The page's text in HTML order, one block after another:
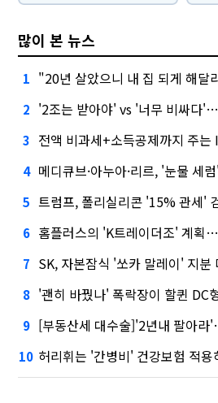
많이 본 뉴스
1 "20년 살았으니 내 집 되게 해달
2 '2조는 받아야' vs '너무 비싸다
3 전액 비과세+소득공제까지 주는
4 메디큐브·아누아·리르, '눈물 세
5 트럼프, 폴리실리콘 '15% 관세' 검토
6 홈플러스의 'K트레이더조' 계획
7 SK, 자본잠식 '쏘카 말레이' 지분
8 '괜히 바꿨나' 폭락장이 할퀸 DC형
9 [부동산세 대수술]'2년내 팔아
10 허리휘는 '간병비' 건강보험 적